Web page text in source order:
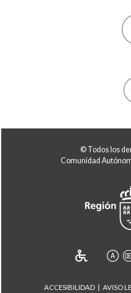
© Todos los
Comunidad
ACCESIBILIDAD AVISO